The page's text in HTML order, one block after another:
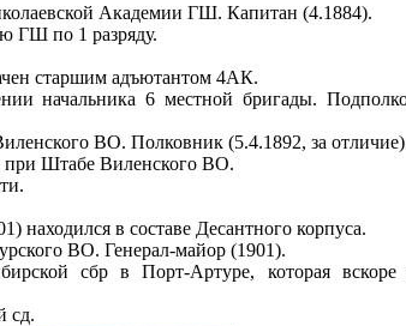
Академии ГШ. Капитан (4.1884).
ГШ по 1 разряду.
старшим адъютантом 4АК.
начальника 6 местной бригады.
ВО. Полковник (5.4.1892, за
при Штабе Виленского ВО.
находился в составе Десантного корпуса.
ВО. Генерал-майор (1901).
сбр в Порт-Артуре, которая вскоре
сд.